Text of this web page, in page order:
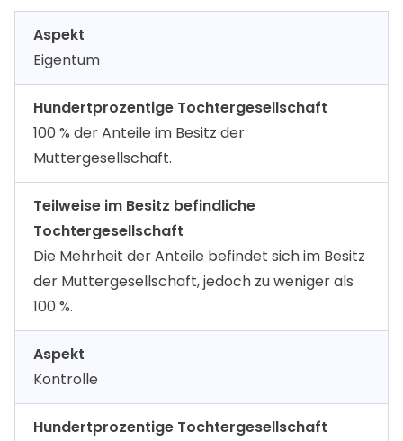
Aspekt
Eigentum
Hundertprozentige Tochtergesellschaft
100 % der Anteile im Besitz der
Muttergesellschaft.
Teilweise im Besitz befindliche
Tochtergesellschaft
Die Mehrheit der Anteile befindet sich im Besitz
der Muttergesellschaft, jedoch zu weniger als
100 %.
Aspekt
Kontrolle
Hundertprozentige Tochtergesellschaft